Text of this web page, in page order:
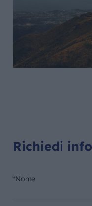
Richiedi info
*Nome